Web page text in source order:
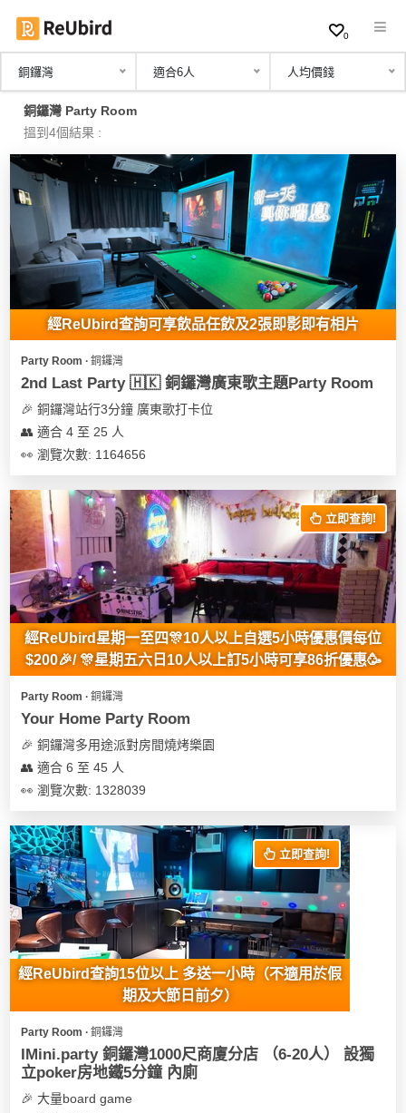
繁
中
EN
登
入
註
服
務
及
產
品
類
Party
Room
到
會
美
特
色
蛋
糕
花
束
及
花
藝
禮
品
物
場
動
類
型
Party
朋
友
聚
會
慶
祝
生
日
拍
拖
業/
公
司
活
動
攻
略
活
動
攻
略
員
計
劃
會
員
需
社
交
軟
夾
聯
0
銅鑼灣 適合6人 人均價錢
銅鑼灣 Party Room
搵到4個結果 :
經ReUbird查詢可享飲品任飲及2張即影即有相片
Party Room ∙ 銅鑼灣
2nd Last Party 🇭🇰 銅鑼灣廣東歌主題Party Room
🎉 銅鑼灣站行3分鐘 廣東歌打卡位
👥 適合 4 至 25 人
👀 瀏覽次數: 1164656
立即查詢!
經ReUbird星期一至四🎊10人以上自選5小時優惠價每位
$200🎉/ 🎊星期五六日10人以上訂5小時可享86折優惠🥳
Party Room ∙ 銅鑼灣
Your Home Party Room
🎉 銅鑼灣多用途派對房間燒烤樂園
👥 適合 6 至 45 人
👀 瀏覽次數: 1328039
立即查詢!
經ReUbird查詢15位以上 多送一小時（不適用於假
期及大節日前夕）
Party Room ∙ 銅鑼灣
IMini.party 銅鑼灣1000尺商廈分店 （6-20人） 設獨
立poker房地鐵5分鐘 內廁
🎉 大量board game